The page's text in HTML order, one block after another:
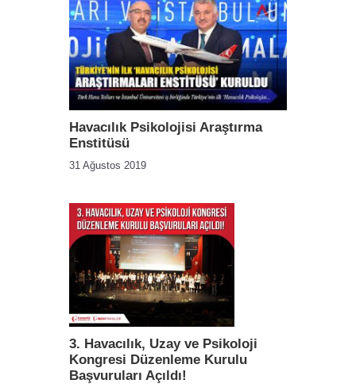
Havacılık Psikolojisi Araştırma
Enstitüsü
31 Ağustos 2019
3. Havacılık, Uzay ve Psikoloji
Kongresi Düzenleme Kurulu
Başvuruları Açıldı!